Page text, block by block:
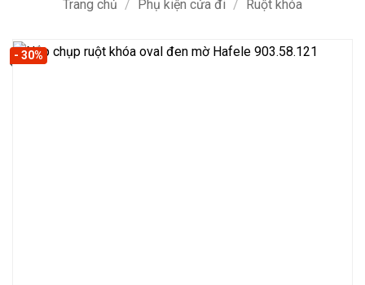
Trang chủ / Phụ kiện cửa đi / Ruột khóa
- 30%